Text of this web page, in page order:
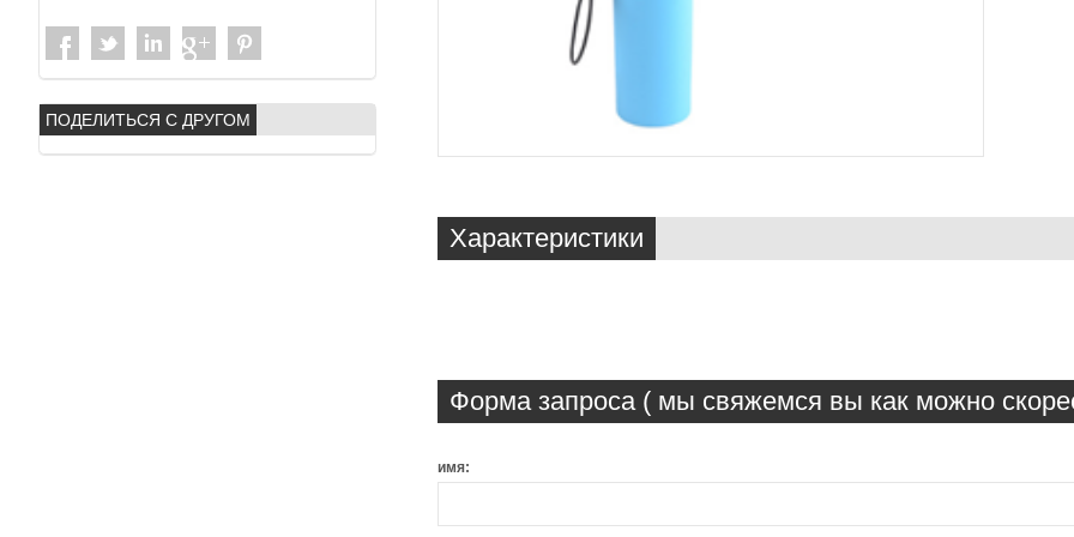
Характеристики
Форма запроса ( мы свяжемся вы как можно
имя:
ПОДЕЛИТЬСЯ С ДРУГОМ